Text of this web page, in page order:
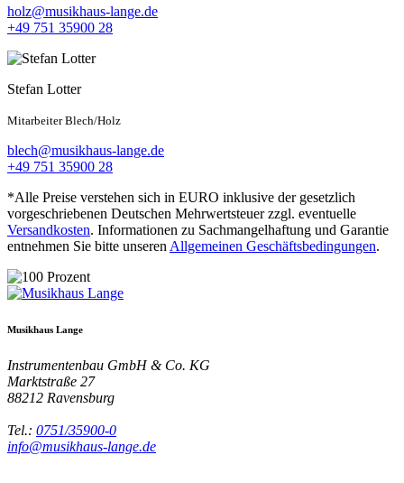
holz@musikhaus-lange.de
+49 751 35900 28
Stefan Lotter
Mitarbeiter Blech/Holz
blech@musikhaus-lange.de
+49 751 35900 28
*Alle Preise verstehen sich in EURO inklusive der gesetzlich
vorgeschriebenen Deutschen Mehrwertsteuer zzgl. eventuelle
Versandkosten. Informationen zu Sachmangelhaftung und Garantie
entnehmen Sie bitte unseren Allgemeinen Geschäftsbedingungen.
Musikhaus Lange
Instrumentenbau GmbH & Co. KG
Marktstraße 27
88212 Ravensburg
Tel.: 0751/35900-0
info@musikhaus-lange.de